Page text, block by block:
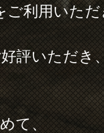
ご利用いた
評いただき
て、